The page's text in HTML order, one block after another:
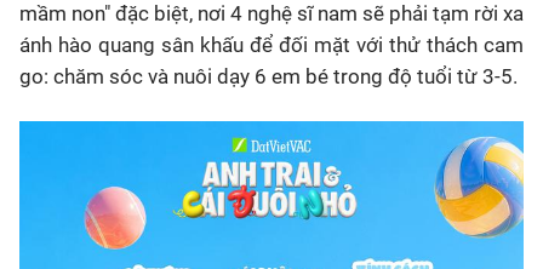
mầm non" đặc biệt, nơi 4 nghệ sĩ nam sẽ phải tạm rời xa
ánh hào quang sân khấu để đối mặt với thử thách cam
go: chăm sóc và nuôi dạy 6 em bé trong độ tuổi từ 3-5.